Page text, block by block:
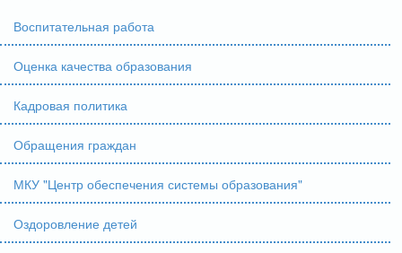
Воспитательная работа
Оценка качества образования
Кадровая политика
Обращения граждан
МКУ "Центр обеспечения системы образования"
Оздоровление детей